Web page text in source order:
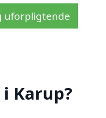
uforpligtende
Karup?